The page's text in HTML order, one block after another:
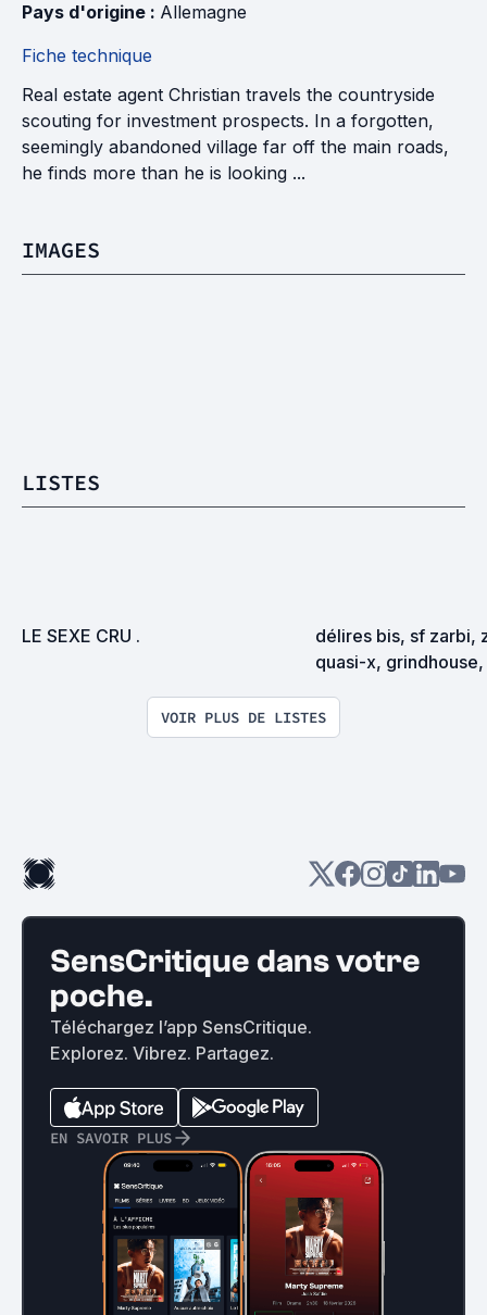
Pays d'origine : Allemagne
Fiche technique
Real estate agent Christian travels the countryside
scouting for investment prospects. In a forgotten,
seemingly abandoned village far off the main roads,
he finds more than he is looking ...
IMAGES
LISTES
LE SEXE CRU .
délires bis, sf zarbi,
quasi-x,
VOIR PLUS DE LISTES
SensCritique dans votre
poche.
Téléchargez l’app SensCritique.
Explorez. Vibrez. Partagez.
EN SAVOIR PLUS